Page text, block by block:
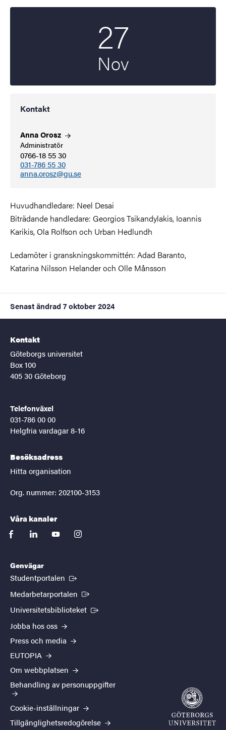
27
Nov
Kontakt
AnnaOrosz
Administratör
0766-18 55 30
031-786 55 30
anna.orosz@gu.se
Huvudhandledare: Neel Desai
Biträdande handledare: Georgios Tsikandylakis, Ioannis
Karikis, Ola Rolfson och Urban Hedlundh
Ledamöter i granskningskommittén: Adad Baranto,
Katarina Nilsson Helander och Olle Månsson
Senast ändrad 7 oktober 2024
Kontakt
Göteborgs universitet
Box 100
405 30 Göteborg
Telefonväxel
031-786 00 00
Helgfria vardagar 8-16
Besöksadress
Hitta organisation
Org. nummer: 202100-3153
Våra kanaler
facebooklinkedinyoutubeinstagram
Genvägar
Studentportalen (Extern länk)
Medarbetarportalen (Extern länk)
Universitetsbiblioteket (Extern länk)
Jobba hos oss
Press och media
EUTOPIA
Om webbplatsen
Behandling av personuppgifter
Cookie-inställningar
Tillgänglighetsredogörelse